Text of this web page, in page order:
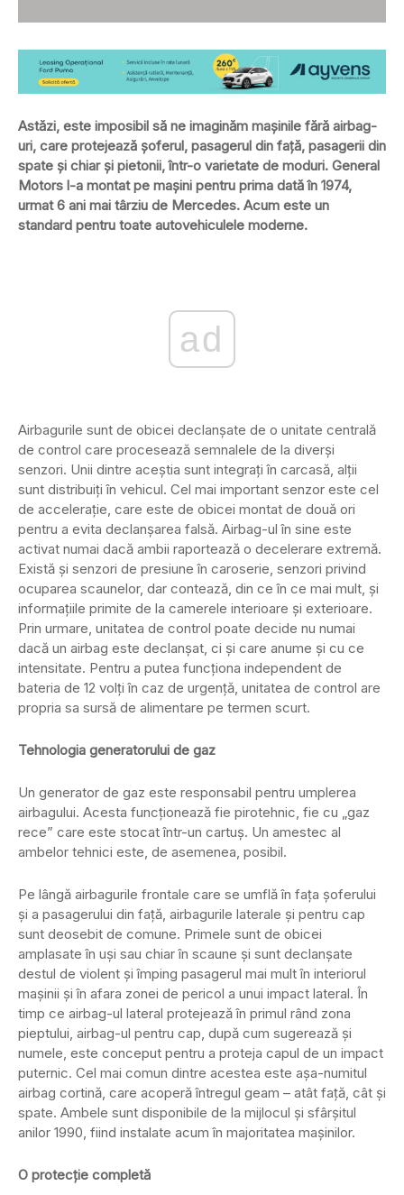
Astăzi, este imposibil să ne imaginăm mașinile fără airbag-
uri, care protejează șoferul, pasagerul din față, pasagerii din
spate și chiar și pietonii, într-o varietate de moduri. General
Motors l-a montat pe mașini pentru prima dată în 1974,
urmat 6 ani mai târziu de Mercedes. Acum este un
standard pentru toate autovehiculele moderne.
ad
Airbagurile sunt de obicei declanșate de o unitate centrală
de control care procesează semnalele de la diverși
senzori. Unii dintre aceștia sunt integrați în carcasă, alții
sunt distribuiți în vehicul. Cel mai important senzor este cel
de accelerație, care este de obicei montat de două ori
pentru a evita declanșarea falsă. Airbag-ul în sine este
activat numai dacă ambii raportează o decelerare extremă.
Există și senzori de presiune în caroserie, senzori privind
ocuparea scaunelor, dar contează, din ce în ce mai mult, și
informațiile primite de la camerele interioare și exterioare.
Prin urmare, unitatea de control poate decide nu numai
dacă un airbag este declanșat, ci și care anume și cu ce
intensitate. Pentru a putea funcționa independent de
bateria de 12 volți în caz de urgență, unitatea de control are
propria sa sursă de alimentare pe termen scurt.
Tehnologia generatorului de gaz
Un generator de gaz este responsabil pentru umplerea
airbagului. Acesta funcționează fie pirotehnic, fie cu „gaz
rece” care este stocat într-un cartuş. Un amestec al
ambelor tehnici este, de asemenea, posibil.
Pe lângă airbagurile frontale care se umflă în fața șoferului
și a pasagerului din față, airbagurile laterale și pentru cap
sunt deosebit de comune. Primele sunt de obicei
amplasate în uși sau chiar în scaune și sunt declanșate
destul de violent și împing pasagerul mai mult în interiorul
mașinii și în afara zonei de pericol a unui impact lateral. În
timp ce airbag-ul lateral protejează în primul rând zona
pieptului, airbag-ul pentru cap, după cum sugerează și
numele, este conceput pentru a proteja capul de un impact
puternic. Cel mai comun dintre acestea este așa-numitul
airbag cortină, care acoperă întregul geam – atât față, cât și
spate. Ambele sunt disponibile de la mijlocul și sfârșitul
anilor 1990, fiind instalate acum în majoritatea mașinilor.
O protecție completă